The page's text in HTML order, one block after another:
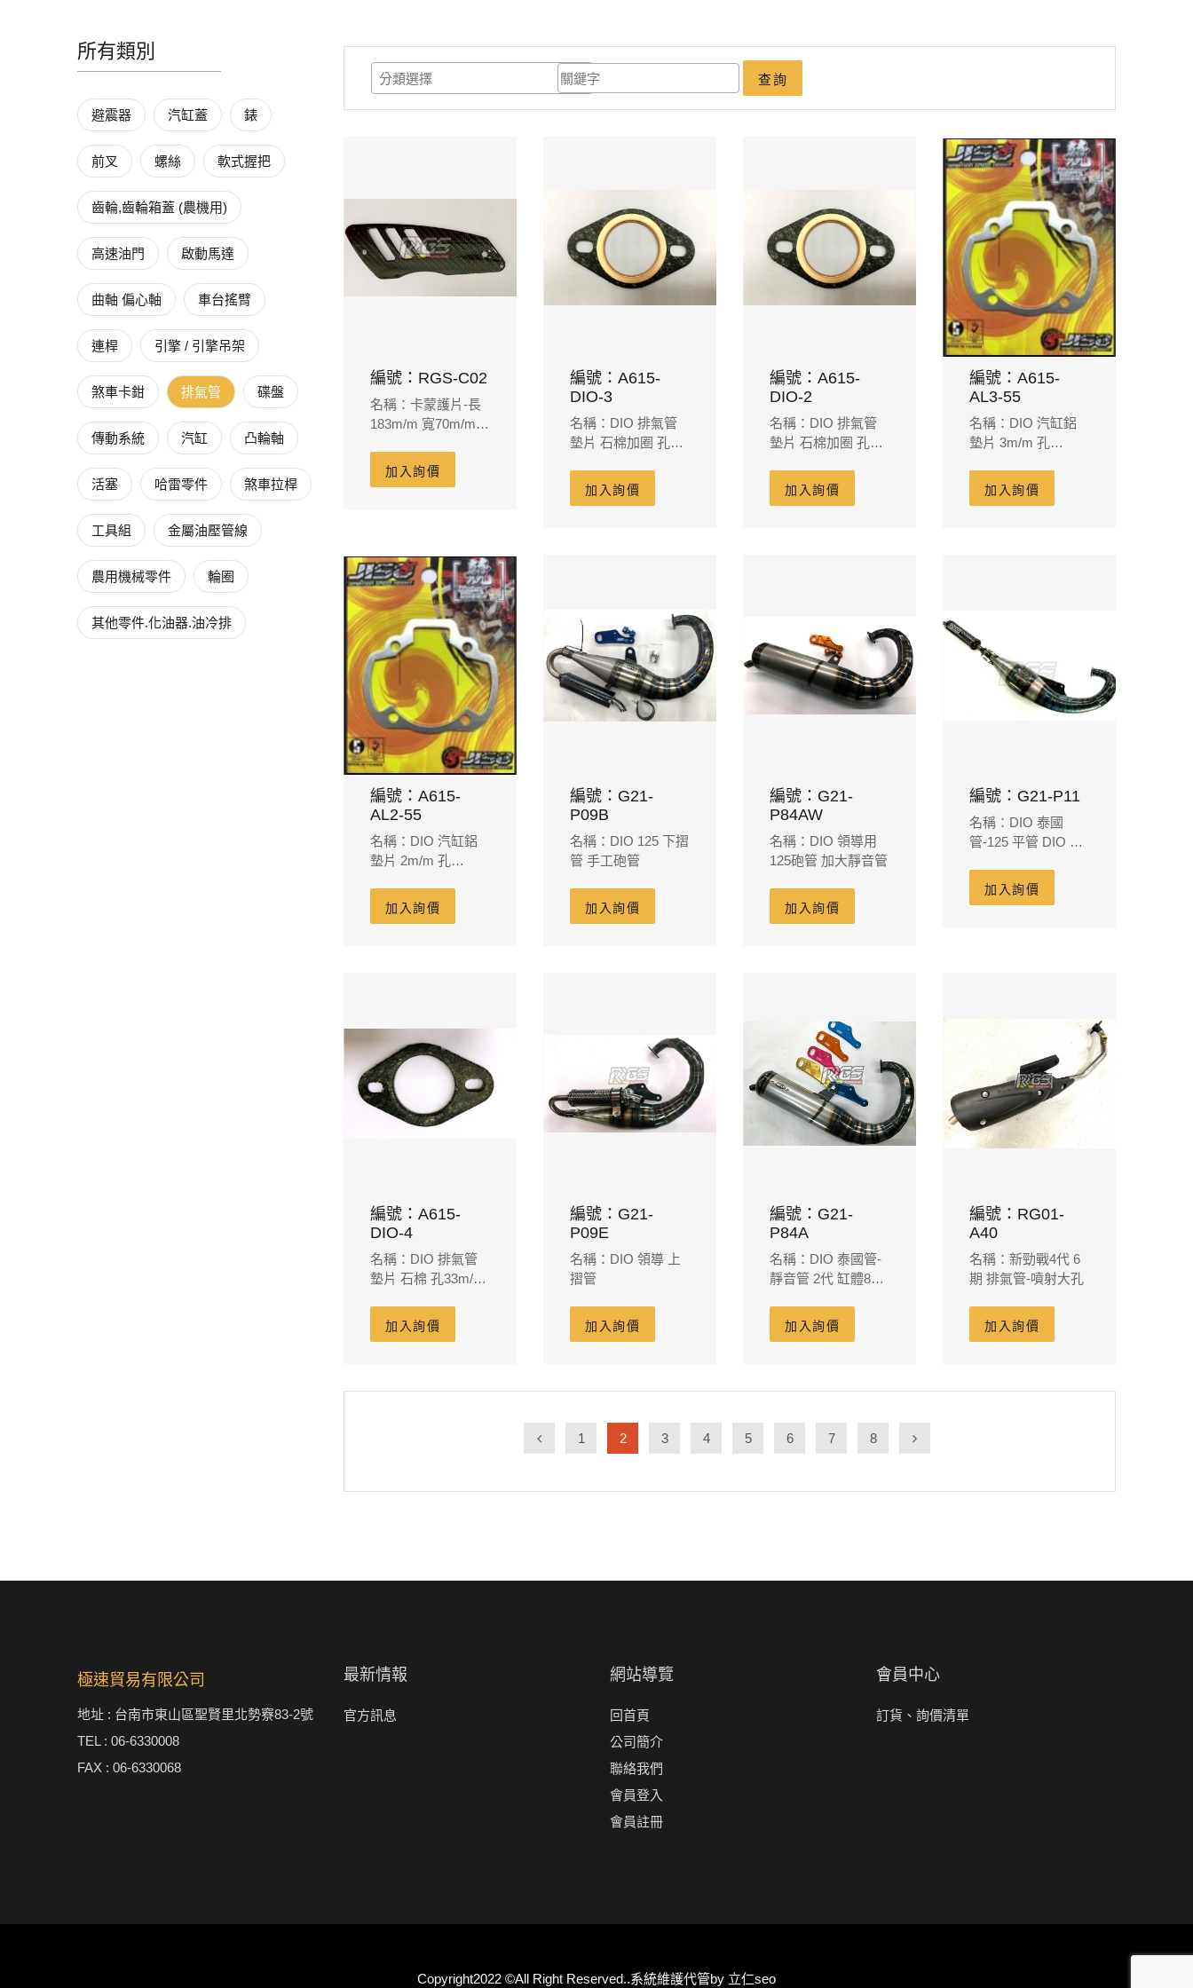
所有類別
避震器 汽缸蓋 錶
前叉 螺絲 軟式握把
齒輪,齒輪箱蓋 (農機用)
高速油門 啟動馬達
曲軸 偏心軸 車台搖臂
連桿 引擎 / 引擎吊架
煞車卡鉗 排氣管 碟盤
傳動系統 汽缸 凸輪軸
活塞 哈雷零件 煞車拉桿
工具組 金屬油壓管線
農用機械零件 輪圈
其他零件.化油器.油冷排
查詢
編號：RGS-C02
名稱：卡蒙護片-長
183m/m 寬70m/m
加入詢價
編號：A615-
DIO-3
名稱：DIO 排氣管
墊片 石棉加圈 孔31
加入詢價
編號：A615-
DIO-2
名稱：DIO 排氣管
墊片 石棉加圈 孔31
加入詢價
編號：A615-
AL3-55
名稱：DIO 汽缸鋁
墊片 3m/m 孔
加入詢價
編號：A615-
AL2-55
名稱：DIO 汽缸鋁
墊片 2m/m 孔
加入詢價
編號：G21-
P09B
名稱：DIO 125 下摺
管 手工砲管
加入詢價
編號：G21-
P84AW
名稱：DIO 領導用
125砲管 加大靜音管
加入詢價
編號：G21-P11
名稱：DIO 泰國
管-125 平管 DIO 56
加入詢價
編號：A615-
DIO-4
名稱：DIO 排氣管
墊片 石棉 孔33m/m
加入詢價
編號：G21-
P09E
名稱：DIO 領導 上
摺管
加入詢價
編號：G21-
P84A
名稱：DIO 泰國管-
靜音管 2代 缸體84
加入詢價
編號：RG01-
A40
名稱：新勁戰4代 6
期 排氣管-噴射大孔
加入詢價
1 2 3 4 5 6 7 8
極速貿易有限公司
地址 : 台南市東山區聖賢里北勢竂83-2號
TEL : 06-6330008
FAX : 06-6330068
最新情報
官方訊息
網站導覽
回首頁
公司簡介
聯絡我們
會員登入
會員註冊
會員中心
訂貨、詢價清單
Copyright2022 ©All Right Reserved..系統維護代管by 立仁seo